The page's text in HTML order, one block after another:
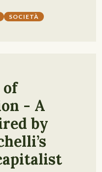
SOCIETÀ
of
- A
by